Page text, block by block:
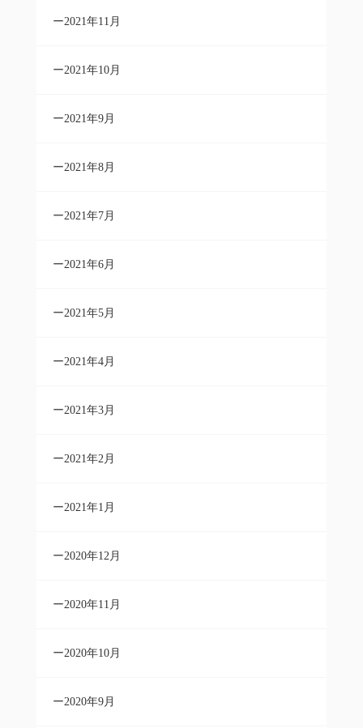
2021年11月
2021年10月
2021年9月
2021年8月
2021年7月
2021年6月
2021年5月
2021年4月
2021年3月
2021年2月
2021年1月
2020年12月
2020年11月
2020年10月
2020年9月